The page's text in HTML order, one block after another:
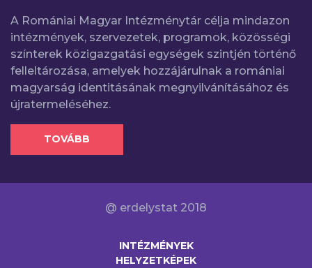
A Romániai Magyar Intézménytár célja mindazon
intézmények, szervezetek, programok, közösségi
színterek közigazgatási egységek szintjén történő
felleltározása, amelyek hozzájárulnak a romániai
magyarság identitásának megnyilvánításához és
újratermeléséhez.
TOVÁBB
@ erdelystat 2018
INTÉZMÉNYEK
HELYZETKÉPEK